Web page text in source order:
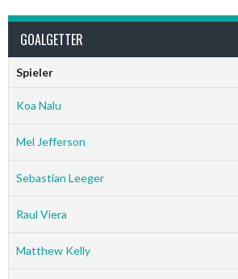
GOALGETTER
Spieler
Koa Nalu
Mel Jefferson
Sebastian Leeger
Raul Viera
Matthew Kelly